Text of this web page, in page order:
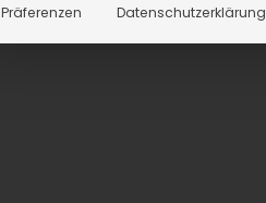
Präferenzen Datenschutzerklärung